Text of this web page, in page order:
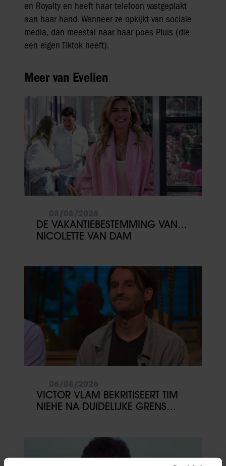
en Royalty en heeft haar telefoon vastgeplakt
aan haar hand. Wanneer ze opkijkt van sociale
media, dan meestal naar haar poes Pluis (die
een eigen Tiktok heeft).
Meer van Evelien
DE VAKANTIEBESTEMMING VAN…
NICOLETTE VAN DAM
VICTOR VLAM BEKRITISEERT TIM
NIEHE NA DUIDELIJKE GRENS